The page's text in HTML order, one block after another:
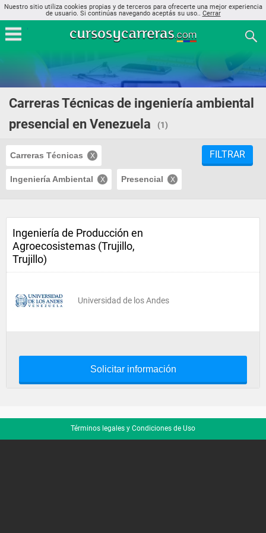
Nuestro sitio utiliza cookies propias y de terceros para ofrecerte una mejor experiencia
de usuario. Si continúas navegando aceptás su uso.. Cerrar
Carreras Técnicas de ingeniería ambiental
presencial en Venezuela
(1)
Carreras Técnicas
Ingeniería Ambiental Presencial
FILTRAR
Ingeniería de Producción en
Agroecosistemas (Trujillo,
Trujillo)
Universidad de los Andes
Solicitar información
Términos legales y Condiciones de Uso